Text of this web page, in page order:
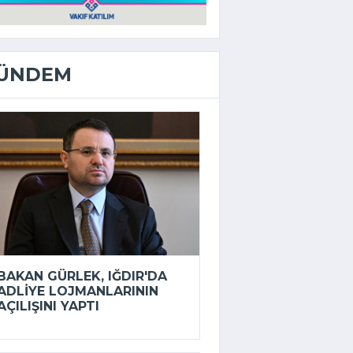
GÜRLEK, IĞDIR'DA
LOJMANLARININ
YAPTI